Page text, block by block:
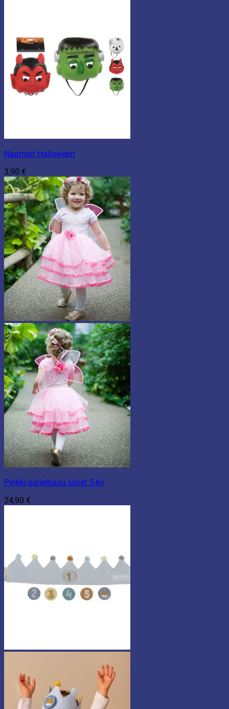
Naamari Halloween
3,90 €
Pinkki paljettiasu siivet 5-6v
24,90 €